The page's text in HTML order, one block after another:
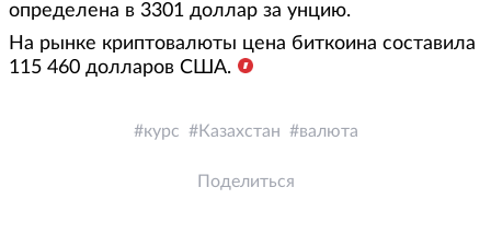
определена в 3301 доллар за унцию.
На рынке криптовалюты цена биткоина составила
115 460 долларов США.
курс Казахстан валюта
Поделиться